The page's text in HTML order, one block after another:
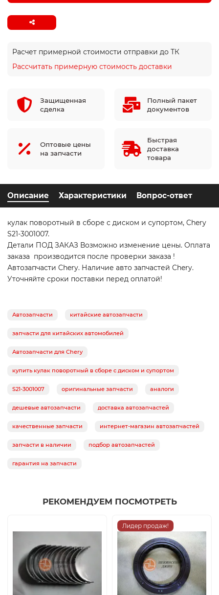
Расчет примерной стоимости отправки до ТК
Рассчитать примерную стоимость доставки
Защищенная
сделка
Полный пакет
документов
Оптовые цены
на запчасти
Быстрая
доставка
товара
Описание Характеристики Вопрос-ответ
кулак поворотный в сборе с диском и супортом, Chery
S21-3001007.
Детали ПОД ЗАКАЗ Возможно изменение цены. Оплата
заказа производится после проверки заказа !
Автозапчасти Chery. Наличие авто запчастей Chery.
Уточняйте сроки поставки перед оплатой!
Автозапчасти китайские автозапчасти
запчасти для китайских автомобилей
Автозапчасти для Chery
купить кулак поворотный в сборе с диском и супортом
S21-3001007 оригинальные запчасти аналоги
дешевые автозапчасти доставка автозапчастей
качественные запчасти интернет-магазин автозапчастей
запчасти в наличии подбор автозапчастей
гарантия на запчасти
РЕКОМЕНДУЕМ ПОСМОТРЕТЬ
Лидер продаж!